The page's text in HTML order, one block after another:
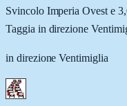
Svincolo Imperia Ovest e
Taggia in direzione
in direzione Ventimiglia